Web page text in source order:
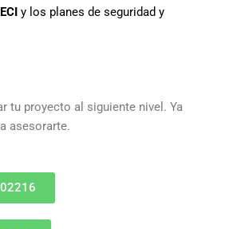
y los planes de seguridad y
tu proyecto al siguiente nivel. Ya
asesorarte.